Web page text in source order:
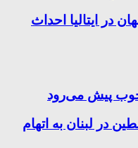
در ایتالیا احداث
خوب پیش می‌رود
در لبنان به اتهام